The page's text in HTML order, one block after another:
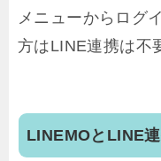
メニューからログ
方はLINE連携は不
LINEMOとLINE